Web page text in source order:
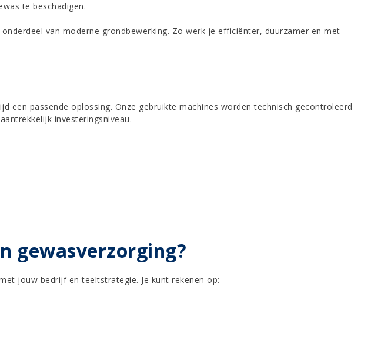
te beschadigen.
van moderne grondbewerking. Zo werk je efficiënter, duurzamer en met
passende oplossing. Onze gebruikte machines worden technisch gecontroleerd
investeringsniveau.
gewasverzorging?
jouw bedrijf en teeltstrategie. Je kunt rekenen op: